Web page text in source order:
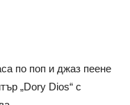
по поп и джаз пеене
„Dory Dios“ с